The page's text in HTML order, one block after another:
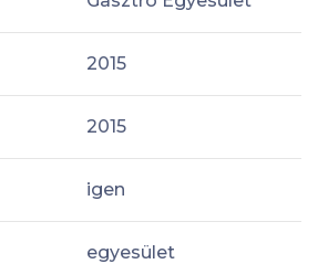
2015
2015
igen
egyesület